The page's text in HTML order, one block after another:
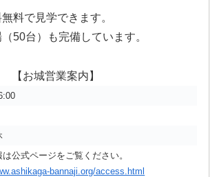
料で見学できます。
50台）も完備しています。
【お城営業案内】
公式ページをご覧ください。
bannaji.org/access.html